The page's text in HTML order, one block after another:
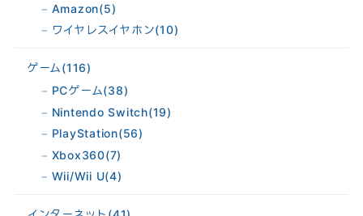
Amazon(5)
ワイヤレスイヤホン(10)
ゲーム(116)
PCゲーム(38)
Nintendo Switch(19)
PlayStation(56)
Xbox360(7)
Wii/Wii U(4)